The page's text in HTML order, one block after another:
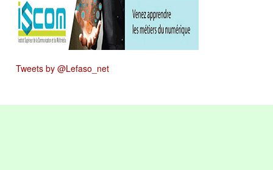
Tweets by @Lefaso_net